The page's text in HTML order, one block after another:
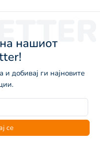
нашиот
и добивај ги најновите
се